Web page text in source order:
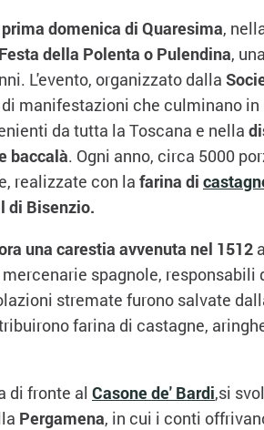
prima domenica di Quaresima,
Festa della Polenta o Pulendina,
L'evento, organizzato dalla
manifestazioni che culminano in
da tutta la Toscana e nella
baccalà. Ogni anno, circa 5000
realizzate con la farina di
di Bisenzio.
una carestia avvenuta nel 1512
spagnole, responsabili
stremate furono salvate
farina di castagne,
di fronte al Casone de' Bardi,si
Pergamena, in cui i conti